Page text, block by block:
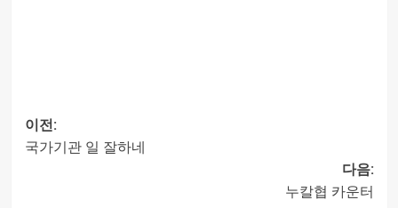
이전:
국가기관 일 잘하네
다음:
누칼협 카운터